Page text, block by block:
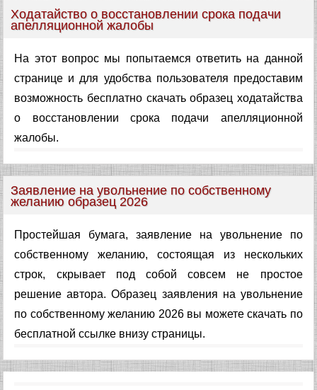
Ходатайство о восстановлении срока подачи
апелляционной жалобы
На этот вопрос мы попытаемся ответить на данной
странице и для удобства пользователя предоставим
возможность бесплатно скачать образец ходатайства
о восстановлении срока подачи апелляционной
жалобы.
Заявление на увольнение по собственному
желанию образец 2026
Простейшая бумага, заявление на увольнение по
собственному желанию, состоящая из нескольких
строк, скрывает под собой совсем не простое
решение автора. Образец заявления на увольнение
по собственному желанию 2026 вы можете скачать по
бесплатной ссылке внизу страницы.